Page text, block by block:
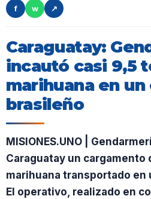
f
w ↗
Caraguatay:
incautó casi 9,5
marihuana en un
brasileño
MISIONES.UNO |
Caraguatay un cargamento
marihuana transportado en
El operativo, realizado en